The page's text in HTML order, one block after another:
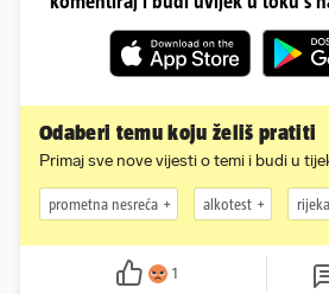
Odaberi temu koju želiš pratiti
Primaj sve nove vijesti o temi i budi u
prometna nesreća alkotest rijeka
1